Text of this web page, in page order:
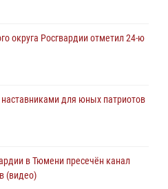
дрон-разведчик ВСУ на южном
росгвардейцы в ходе
на Урале
округа Росгвардии отметил 24-ю
для юных патриотов
в Тюмени пресечён канал
(видео)